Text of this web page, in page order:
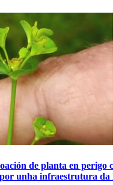
de planta en perigo
unha infraestrutura da